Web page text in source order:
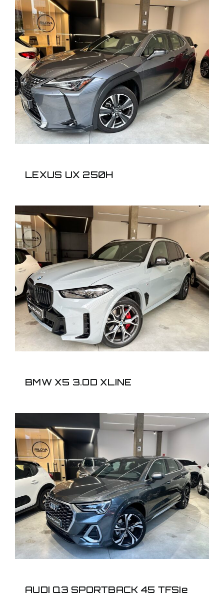
LEXUS UX 250H
LEXUS UX 250H
BMW X5 3.OD XLINE
BMW X5 3.OD XLINE
AUDI Q3 SPORTBACK
45 TFSIe
AUDI Q3 SPORTBACK 45 TFSIe